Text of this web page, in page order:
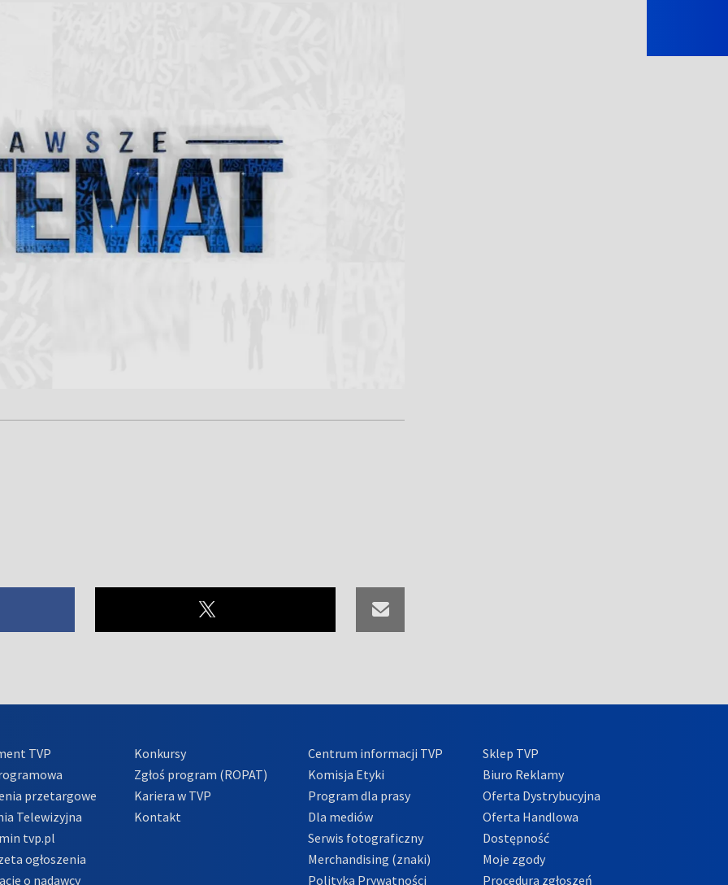
TVP
przetargowe
Telewizyjna
tvp.pl
ogłoszenia
o nadawcy
Konkursy
Zgłoś program (ROPAT)
Kariera w TVP
Kontakt
Centrum informacji TVP
Komisja Etyki
Program dla prasy
Dla mediów
Serwis fotograficzny
Merchandising (znaki)
Polityka Prywatności
Sklep TVP
Biuro Reklamy
Oferta Dystrybucyjna
Oferta Handlowa
Dostępność
Moje zgody
Procedura zgłoszeń